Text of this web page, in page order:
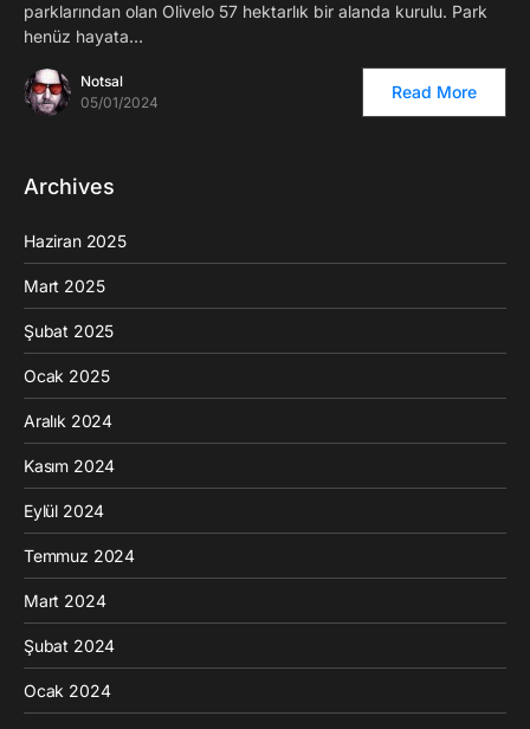
parklarından olan Olivelo 57 hektarlık bir alanda kurulu. Park
henüz hayata…
Notsal
05/01/2024
Read More
Archives
Haziran 2025
Mart 2025
Şubat 2025
Ocak 2025
Aralık 2024
Kasım 2024
Eylül 2024
Temmuz 2024
Mart 2024
Şubat 2024
Ocak 2024